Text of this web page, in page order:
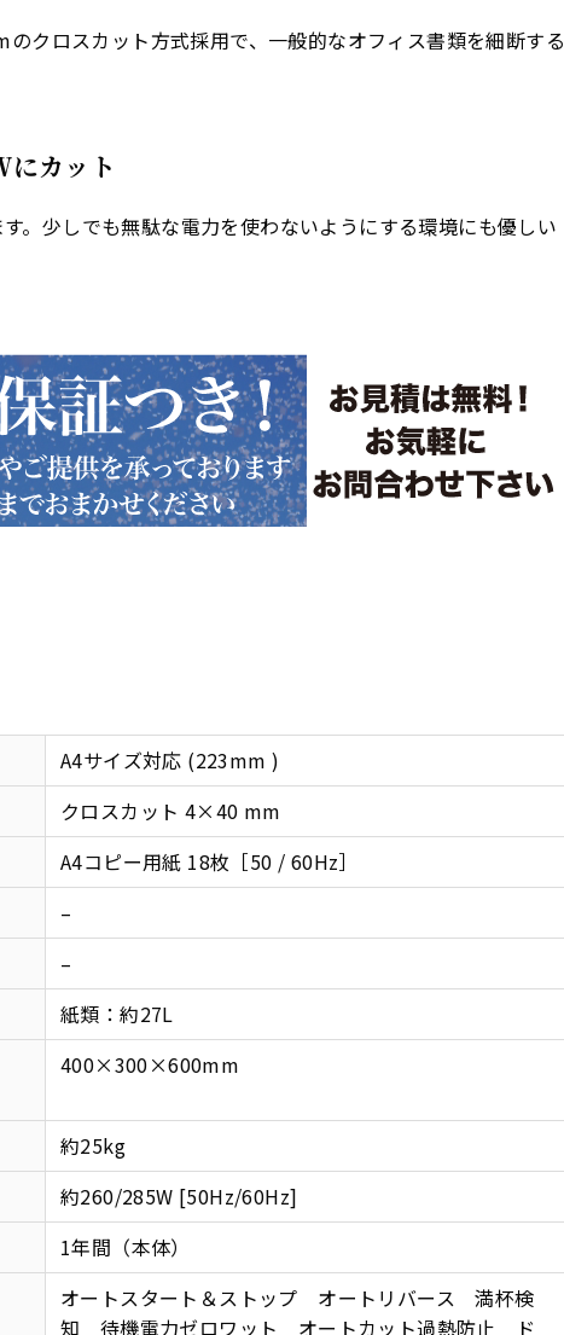
クロスカット方式採用で、一般的なオフィス書類を細断する
にカット
。少しでも無駄な電力を使わないようにする環境にも優しい
A4サイズ対応 (223mm )
クロスカット 4×40 mm
A4コピー用紙 18枚［50 / 60Hz］
–
–
紙類：約27L
400×300×600mm
約25kg
約260/285W [50Hz/60Hz]
1年間（本体）
オートスタート＆ストップ オートリバース 満杯検
知 待機電力ゼロワット オートカット過熱防止 ド